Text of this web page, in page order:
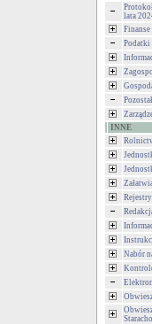
lata
Podatki
INNE
Nabór